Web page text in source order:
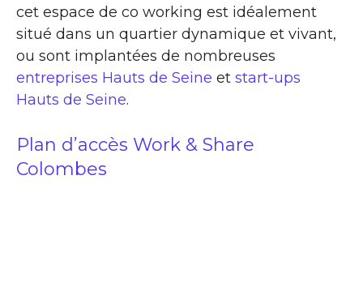
cet espace de co working est idéalement
situé dans un quartier dynamique et vivant,
ou sont implantées de nombreuses
entreprises Hauts de Seine et start-ups
Hauts de Seine.
Plan d’accès Work & Share
Colombes